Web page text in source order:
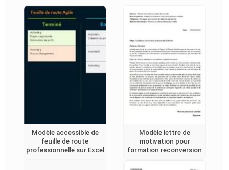
Modèle accessible de
feuille de route
professionnelle sur Excel
Modèle lettre de
motivation pour
formation reconversion